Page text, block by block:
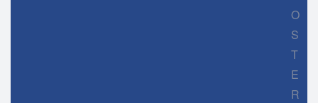
O
S
T
E
R